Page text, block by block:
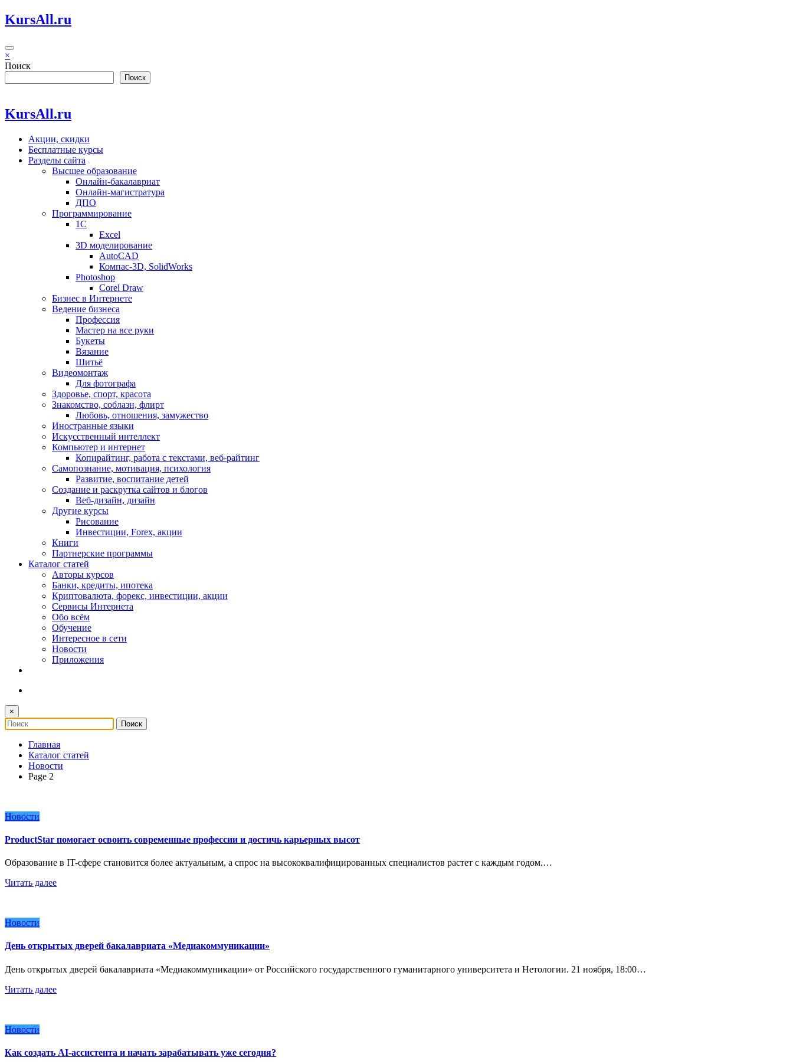
Перейти
к
KursAll.ru
×
Поиск
Поиск
KursAll.ru
Акции, скидки
Бесплатные курсы
Разделы сайта
Высшее образование
Онлайн-бакалавриат
Онлайн-магистратура
ДПО
Программирование
1С
Excel
3D моделирование
AutoCAD
Компас-3D, SolidWorks
Photoshop
Corel Draw
Бизнес в Интернете
Ведение бизнеса
Профессия
Мастер на все руки
Букеты
Вязание
Шитьё
Видеомонтаж
Для фотографа
Здоровье, спорт, красота
Знакомство, соблазн, флирт
Любовь, отношения, замужество
Иностранные языки
Искусственный интеллект
Компьютер и интернет
Копирайтинг, работа с текстами, веб-райтинг
Самопознание, мотивация, психология
Развитие, воспитание детей
Создание и раскрутка сайтов и блогов
Веб-дизайн, дизайн
Другие курсы
Рисование
Инвестиции, Forex, акции
Книги
Партнерские программы
Каталог статей
Авторы курсов
Банки, кредиты, ипотека
Криптовалюта, форекс, инвестиции, акции
Сервисы Интернета
Обо всём
Обучение
Интересное в сети
Новости
Приложения
×
Главная
Каталог статей
Новости
Page 2
Новости
ProductStar помогает освоить современные профессии и достичь карьерных высот
Образование в IT-сфере становится более актуальным, а спрос на высококвалифицированных специалистов растет с каждым годом.…
Читать далее
Новости
День открытых дверей бакалавриата «Медиакоммуникации»
День открытых дверей бакалавриата «Медиакоммуникации» от Российского государственного гуманитарного университета и Нетологии. 21 ноября, 18:00…
Читать далее
Новости
Как создать AI-ассистента и начать зарабатывать уже сегодня?